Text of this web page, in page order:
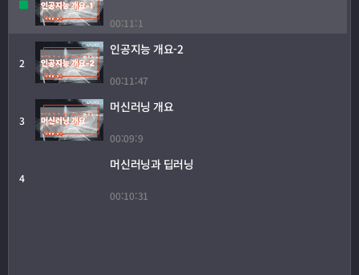
2. 구글티처블머신(TM)을 이용한 머신러닝 경험하기
3. 머신러닝포키즈(ML4K)를 이용한 머신러닝 경험하기
4. 프로그래밍 이해와 블록 코딩하기
6. 미래 예측을 위한 단순 선형회귀 만들기
00:11:1
2
인공지능 개요-2
00:11:47
3
머신러닝 개요
00:09:9
4
머신러닝과 딥러닝
00:10:31